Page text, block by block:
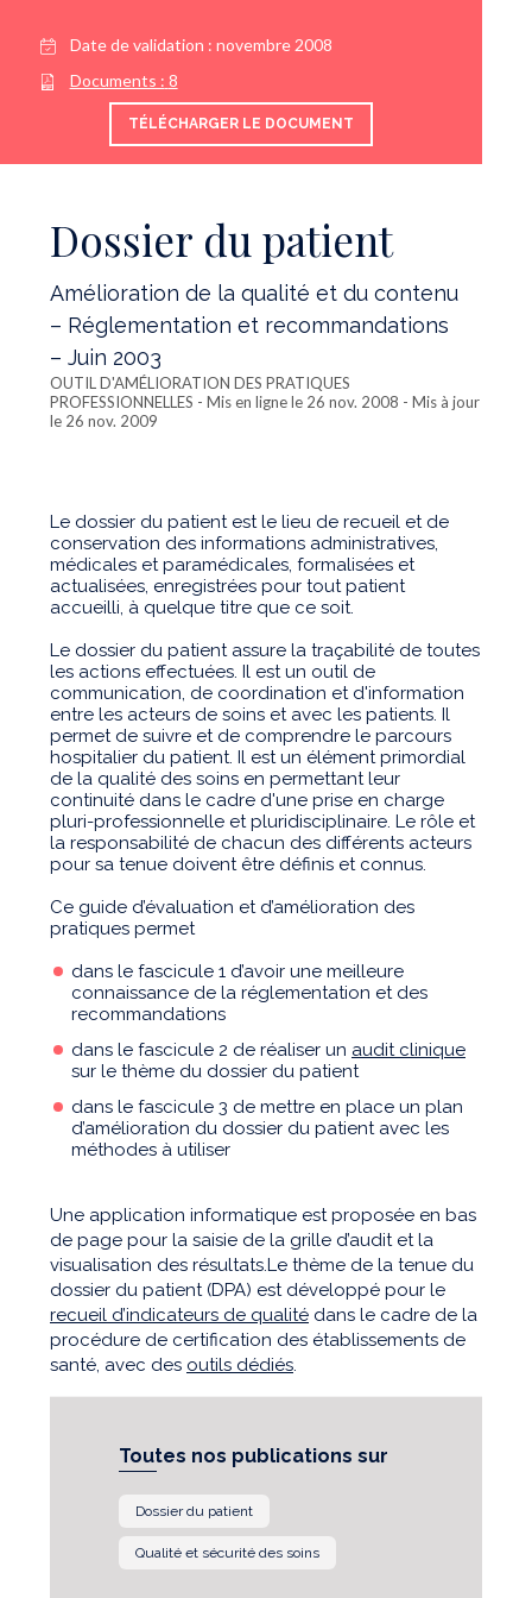
Date de validation : novembre 2008
Documents : 8
TÉLÉCHARGER LE DOCUMENT
Dossier du patient
Amélioration de la qualité et du contenu
– Réglementation et recommandations
– Juin 2003
OUTIL D'AMÉLIORATION DES PRATIQUES
PROFESSIONNELLES - Mis en ligne le 26 nov. 2008 - Mis à jour
le 26 nov. 2009
Le dossier du patient est le lieu de recueil et de
conservation des informations administratives,
médicales et paramédicales, formalisées et
actualisées, enregistrées pour tout patient
accueilli, à quelque titre que ce soit.
Le dossier du patient assure la traçabilité de toutes
les actions effectuées. Il est un outil de
communication, de coordination et d'information
entre les acteurs de soins et avec les patients. Il
permet de suivre et de comprendre le parcours
hospitalier du patient. Il est un élément primordial
de la qualité des soins en permettant leur
continuité dans le cadre d'une prise en charge
pluri-professionnelle et pluridisciplinaire. Le rôle et
la responsabilité de chacun des différents acteurs
pour sa tenue doivent être définis et connus.
Ce guide d’évaluation et d’amélioration des
pratiques permet
dans le fascicule 1 d’avoir une meilleure
connaissance de la réglementation et des
recommandations
dans le fascicule 2 de réaliser un audit clinique
sur le thème du dossier du patient
dans le fascicule 3 de mettre en place un plan
d’amélioration du dossier du patient avec les
méthodes à utiliser
Une application informatique est proposée en bas
de page pour la saisie de la grille d’audit et la
visualisation des résultats.Le thème de la tenue du
dossier du patient (DPA) est développé pour le
recueil d’indicateurs de qualité dans le cadre de la
procédure de certification des établissements de
santé, avec des outils dédiés.
Toutes nos publications sur
Dossier du patient
Qualité et sécurité des soins